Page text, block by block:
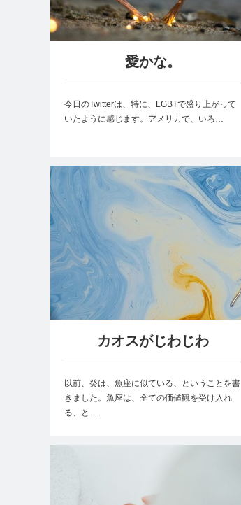
愛かな。
今日のTwitterは、特に、LGBTで盛り上がって
いたように感じます。アメリカで、いろ…
カオスがじわじわ
以前、癸は、魚座に似ている、ということを書
きました。魚座は、全ての価値観を受け入れ
る、と…